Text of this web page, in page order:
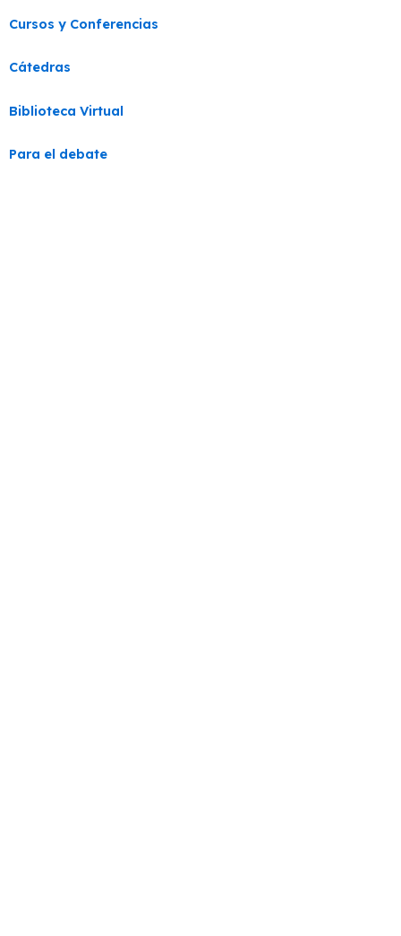
Cursos y Conferencias
Cátedras
Biblioteca Virtual
Para el debate